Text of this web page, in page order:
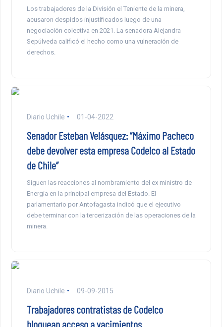
Los trabajadores de la División el Teniente de la minera,
acusaron despidos injustificados luego de una
negociación colectiva en 2021. La senadora Alejandra
Sepúlveda calificó el hecho como una vulneración de
derechos.
Diario Uchile 01-04-2022
Senador Esteban Velásquez: “Máximo Pacheco
debe devolver esta empresa Codelco al Estado
de Chile”
Siguen las reacciones al nombramiento del ex ministro de
Energía en la principal empresa del Estado. El
parlamentario por Antofagasta indicó que el ejecutivo
debe terminar con la tercerización de las operaciones de la
minera.
Diario Uchile 09-09-2015
Trabajadores contratistas de Codelco
bloquean acceso a yacimientos